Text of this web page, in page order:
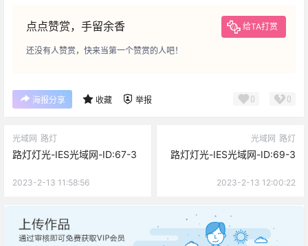
点点赞赏，手留余香 给TA打赏
还没有人赞赏，快来当第一个赞赏的人吧！
海报分享 收藏 举报 0 0
光域网 路灯
路灯灯光-IES光域网-ID:67-3
2023-2-13 11:58:56
光域网 路灯
路灯灯光-IES光域网-ID:69-3
2023-2-13 12:00:22